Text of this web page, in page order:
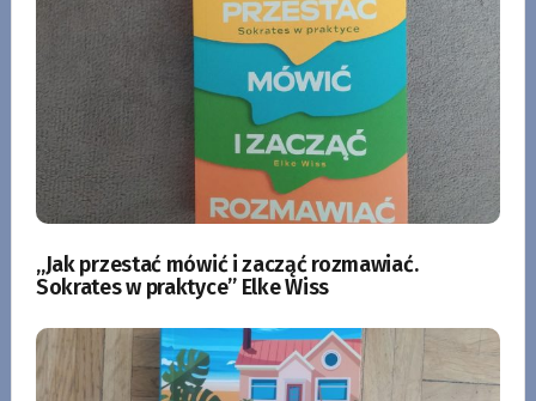
„Jak przestać mówić i zacząć rozmawiać.
Sokrates w praktyce” Elke Wiss